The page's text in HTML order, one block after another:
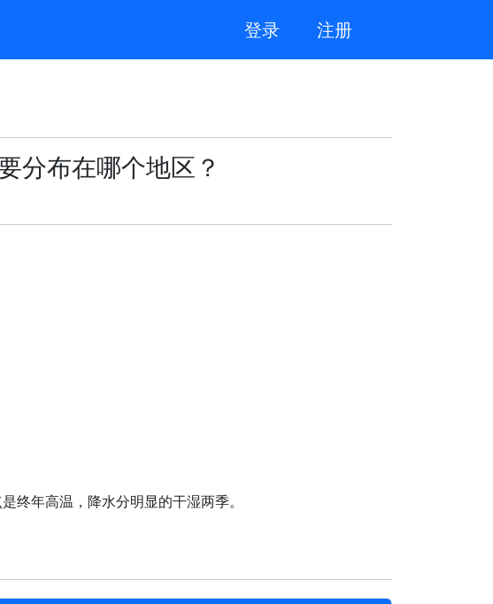
登录 注册
分布在哪个地区？
终年高温，降水分明显的干湿两季。